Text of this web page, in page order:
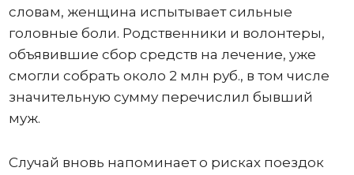
словам, женщина испытывает сильные
головные боли. Родственники и волонтеры,
объявившие сбор средств на лечение, уже
смогли собрать около 2 млн руб., в том числе
значительную сумму перечислил бывший
муж.
Случай вновь напоминает о рисках поездок